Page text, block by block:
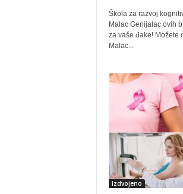
Škola za razvoj
Malac Genijalac ovih
za vaše đake! Možete
Malac...
Izdvojeno